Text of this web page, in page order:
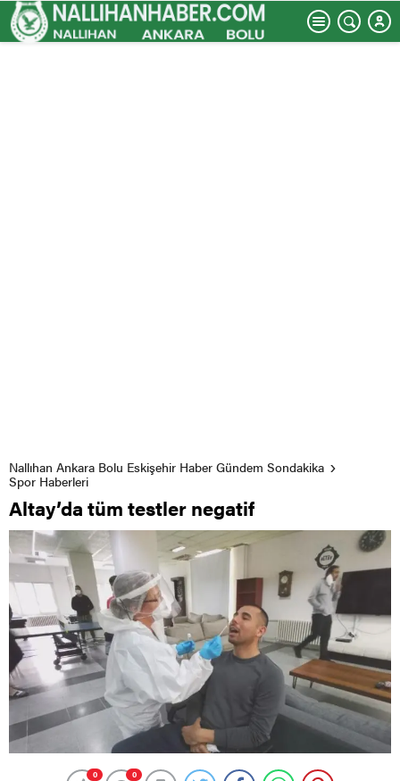
Nallıhan Ankara Bolu Eskişehir Haber Gündem Sondakika
Spor Haberleri
Altay’da tüm testler negatif
0 0